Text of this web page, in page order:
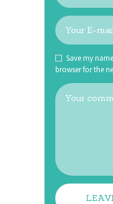
Save my
browser for the